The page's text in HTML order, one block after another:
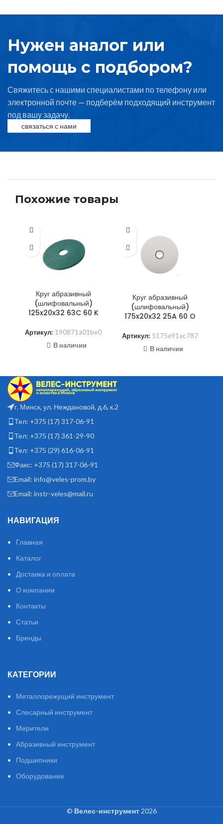
Нужен аналог или
помощь с подбором?
Свяжитесь с нашими специалистами по телефону или
электронной почте — подберём подходящий инструмент
под вашу задачу.
связаться с нами
Похожие товары
Круг абразивный
(шлифовальный)
125x20x32 63C 60 K
Артикул: 190871a01be0
В наличии
Круг абразивный
(шлифовальный)
175x20x32 25A 60 O
Артикул: 5175e91ac787
В наличии
г. Минск, ул. Неждановой, д.6, к.2
Тел: +375 (17) 317-06-91
Тел: +375 (17) 361-29-90
Тел: +375 (29) 616-06-91
Факс: +375 (17) 317-06-91
Email: info@veles-prom.by
Email: instr-veles@mail.ru
НАВИГАЦИЯ
Главная
Каталог
Доставка и оплата
О компании
Контакты
Статьи
Бренды
КАТЕГОРИИ
Металлорежущий инструмент
Слесарный инструмент
Мерители
Абразивный инструмент
Подшипники
Оборудование
© Велес-инструмент2026